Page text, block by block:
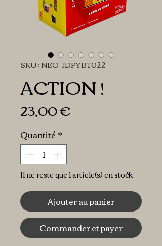
SKU : NEO-JDPYBT022
ACTION !
23,00 €Prix
Quantité *
Il ne reste que 1 article(s) en stock
Ajouter au panier
Commander et payer